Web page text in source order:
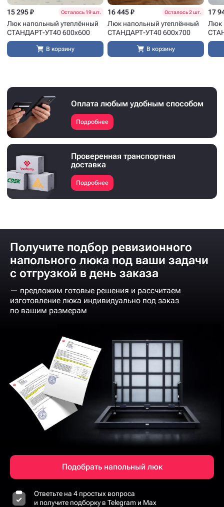
15 295 ₽ Осталось 19 шт.
Люк напольный утеплённый
СТАНДАРТ-УТ40 600x600
В корзину
16 445 ₽ Осталось 2 шт.
Люк напольный утеплённый
СТАНДАРТ-УТ40 600x700
В корзину
17
Люк
Оплата любым удобным способом
Подробнее
Проверенная транспортная
доставка
Подробнее
Получите подбор ревизионного
напольного люка под ваши задачи
с отгрузкой в день заказа
— предложим готовые решения и рассчитаем
изготовление люка индивидуально под заказ
по вашим размерам
Подобрать напольный люк
Ответьте на 4 простых вопроса
и получите подборку в Telegram и Max